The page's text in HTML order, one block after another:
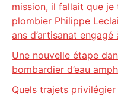
mission, il fallait que
plombier Philippe
ans d’artisanat engagé
Une nouvelle étape
bombardier d’eau
Quels trajets